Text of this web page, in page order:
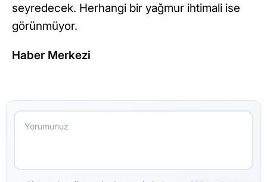
seyredecek. Herhangi bir yağmur ihtimali ise
görünmüyor.
Haber Merkezi